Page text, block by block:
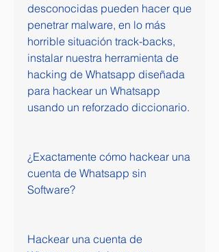
desconocidas pueden hacer que
penetrar malware, en lo más
horrible situación track-backs,
instalar nuestra herramienta de
hacking de Whatsapp diseñada
para hackear un Whatsapp
usando un reforzado diccionario.
¿Exactamente cómo hackear una
cuenta de Whatsapp sin
Software?
Hackear una cuenta de